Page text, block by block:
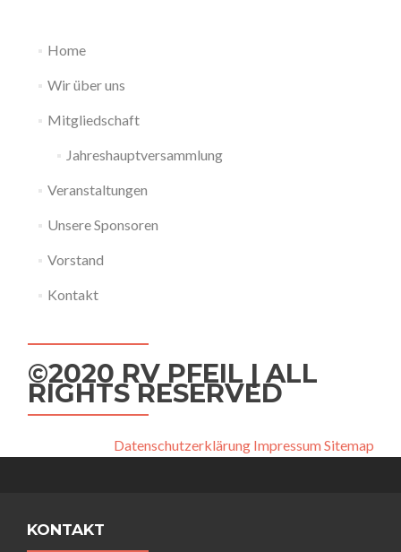
Home
Wir über uns
Mitgliedschaft
Jahreshauptversammlung
Veranstaltungen
Unsere Sponsoren
Vorstand
Kontakt
©2020 RV PFEIL | ALL
RIGHTS RESERVED
Datenschutzerklärung ImpressumSitemap
KONTAKT